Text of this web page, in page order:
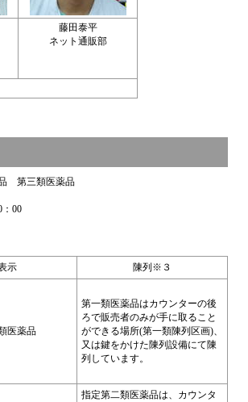
藤田泰平
ネット通販部
第三類医薬品
00
示 陳列※３
医薬品
第一類医薬品はカウンターの後
ろで販売者のみが手に取ること
ができる場所(第一類陳列区画)、
又は鍵をかけた陳列設備にて陳
列しています。
指定第二類医薬品は、カウンタ